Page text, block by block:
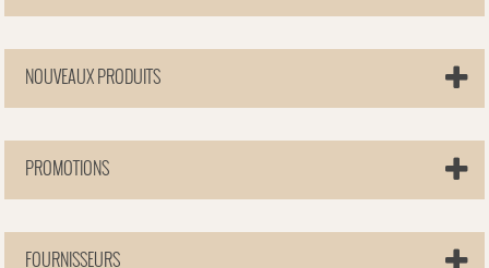
NOUVEAUX PRODUITS
PROMOTIONS
FOURNISSEURS